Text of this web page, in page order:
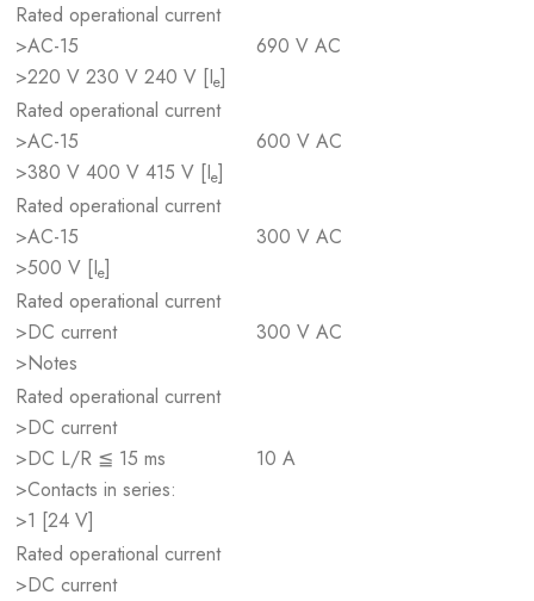
Rated operational current
>AC-15
>220 V 230 V 240 V [Ie]
690 V AC
Rated operational current
>AC-15
>380 V 400 V 415 V [Ie]
600 V AC
Rated operational current
>AC-15
>500 V [Ie]
300 V AC
Rated operational current
>DC current
>Notes
300 V AC
Rated operational current
>DC current
>DC L/R ≦ 15 ms
>Contacts in series:
>1 [24 V]
10 A
Rated operational current
>DC current